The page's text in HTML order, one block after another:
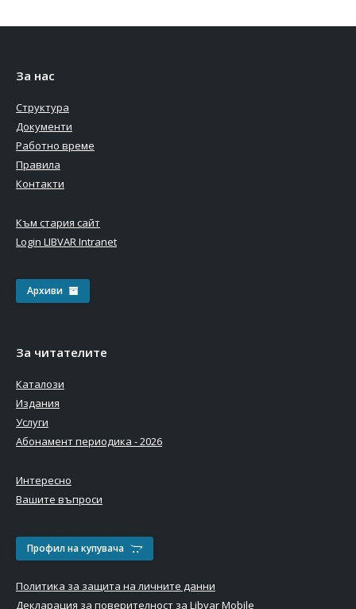
За нас
Структура
Документи
Работно време
Правила
Контакти
Към стария сайт
Login LIBVAR Intranet
Архиви
За читателите
Каталози
Издания
Услуги
Абонамент периодика - 2026
Интересно
Вашите въпроси
Профил на купувача
Политика за защита на личните данни
Декларация за поверителност за Libvar Mobile